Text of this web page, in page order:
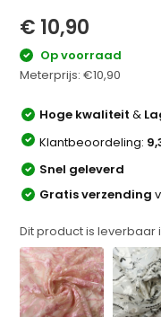
€ 10,90
Op voorraad
Meterprijs:€10,90
Hoge kwaliteit&
Klantbeoordeling:
Snel geleverd
Gratis verzending
Dit product is leverbaar